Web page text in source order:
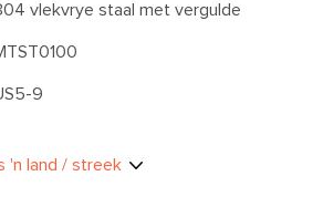
vlekvrye staal met vergulde
9
'n land / streek